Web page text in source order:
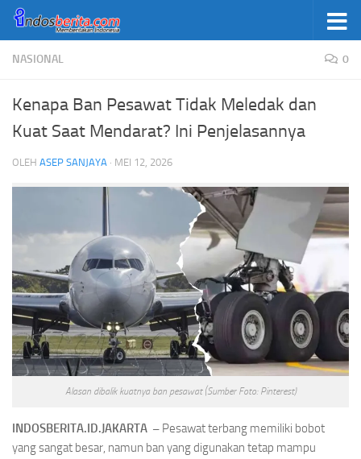
Skip to content
NASIONAL 0
Kenapa Ban Pesawat Tidak Meledak dan
Kuat Saat Mendarat? Ini Penjelasannya
OLEH ASEP SANJAYA · MEI 12, 2026
Alasan dibalik kuatnya ban pesawat (Sumber Foto: Pinterest)
INDOSBERITA.ID.JAKARTA – Pesawat terbang memiliki bobot
yang sangat besar, namun ban yang digunakan tetap mampu